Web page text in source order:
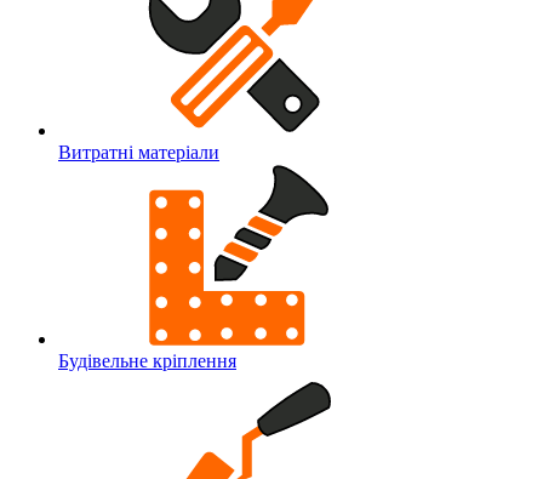
Витратні матеріали
Будівельне кріплення